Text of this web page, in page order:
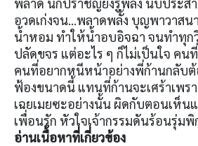
อวดเก่งจน...พลาดพลั้ง บุญพาวาสน
น้ำหอม ทำให้น้ำอบอิจฉา จนทำทุก
ปลัดขจร แต่อะไร ๆ ก็ไม่เป็นใจ คน
คนที่อยากหนีหน้าอย่างพี่ก้านกลับต้
ฟ้องขนาดนี้ แทนที่ก้านจะเศร้าเพร
เฉยเมยซะอย่างนั้น ผิดกับตอนเห็
เพื่อนรัก หัวใจเจ้ากรรมดันร้อนรุ่มพิ
อ่านเนื้อหาที่เกี่ยวข้อง